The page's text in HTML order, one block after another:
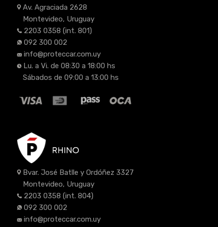
Av. Agraciada 2628
Montevideo, Uruguay
2203 0358 (int. 801)
092 300 002
info@proteccar.com.uy
Lu. a Vi. de 08:30 a 18:00 hs
Sábados de 09:00 a 13:00 hs
Bvar. José Batlle y Ordóñez 3327
Montevideo, Uruguay
2203 0358 (int. 804)
092 300 002
info@proteccar.com.uy